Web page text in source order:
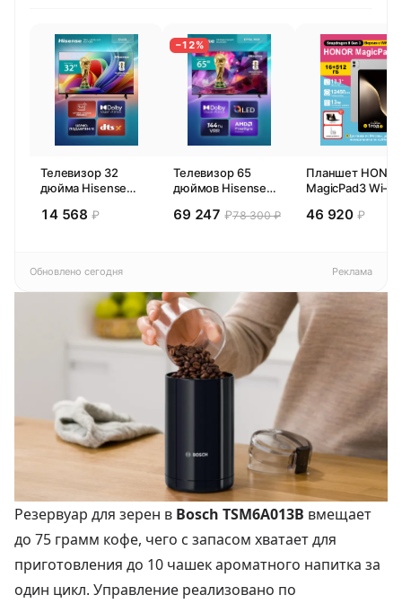
Телевизор 32
дюйма Hisense
Смарт ТВ HD
14 568 ₽
−12%
Телевизор 65
дюймов Hisense
(2026) Смарт ТВ
69 247 ₽78 300 ₽
Планшет
MagicPad3 Wi-Fi,
Snapdragon 8,
46 920 ₽
Обновлено сегодня Реклама
Резервуар для зерен в Bosch TSM6A013B вмещает
до 75 грамм кофе, чего с запасом хватает для
приготовления до 10 чашек ароматного напитка за
один цикл. Управление реализовано по